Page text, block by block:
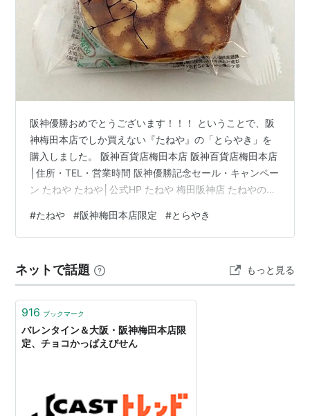
阪神優勝おめでとうございます！！！ ということで、阪
神梅田本店でしか買えない『たねや』の「とらやき」を
購入しました。 阪神百貨店梅田本店 阪神百貨店梅田本店
│住所・TEL・営業時間 阪神優勝記念セール・キャンペー
ン たねや たねや│公式HP たねや 梅田阪神店 たねやのと
き│店頭の様子 たねやのとらやき│パッケージ・サイズ・
価格・賞味期限 たねやのとらやき│お菓子のサイズ・カ
やのとらやき│いただきます！ 『たねや』は楽天市場に
も出店されています 阪神百貨店梅田本店 阪神百貨店梅田
本店│住…
#たねや #阪神梅田本店限定 #とらやき
ネットで話題 もっと見る
916 ブックマーク
バレンタイン＆大阪・阪神梅田本店限
定、チョコかっぱえびせん